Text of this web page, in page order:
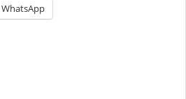
WhatsApp